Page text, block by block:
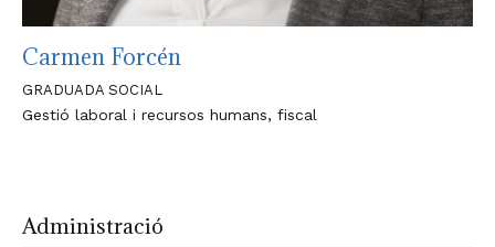
Carmen Forcén
GRADUADA SOCIAL
Gestió laboral i recursos humans, fiscal
Administració